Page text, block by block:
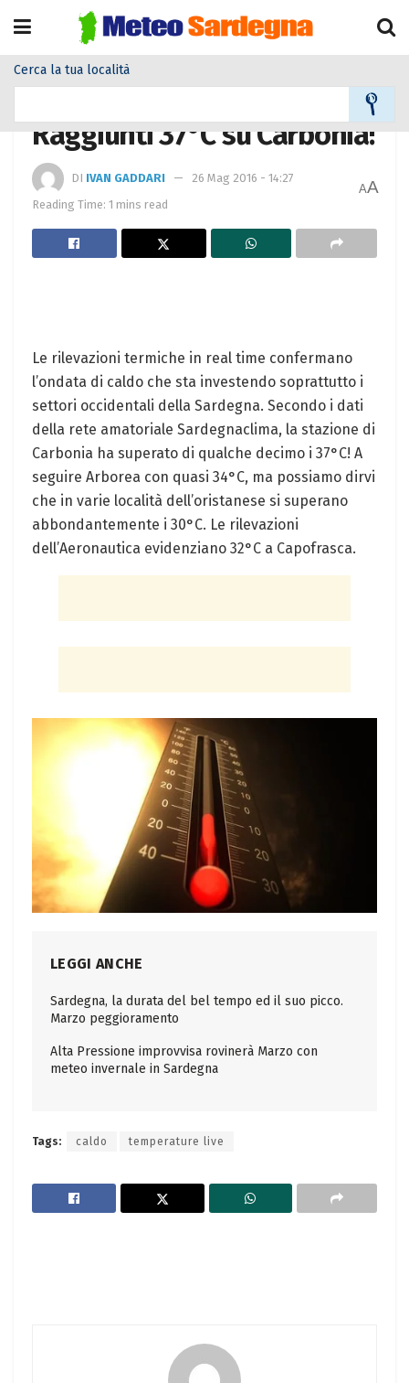
Cerca la tua località
Raggiunti 37°C su Carbonia!
DI IVAN GADDARI
26 Mag 2016 - 14:27
Reading Time: 1 mins read
AA
Le rilevazioni termiche in real time confermano
l’ondata di caldo che sta investendo soprattutto i
settori occidentali della Sardegna. Secondo i dati
della rete amatoriale Sardegnaclima, la stazione di
Carbonia ha superato di qualche decimo i 37°C! A
seguire Arborea con quasi 34°C, ma possiamo dirvi
che in varie località dell’oristanese si superano
abbondantemente i 30°C. Le rilevazioni
dell’Aeronautica evidenziano 32°C a Capofrasca.
LEGGI ANCHE
Sardegna, la durata del bel tempo ed il suo picco.
Marzo peggioramento
Alta Pressione improvvisa rovinerà Marzo con
meteo invernale in Sardegna
Tags: caldo temperature live